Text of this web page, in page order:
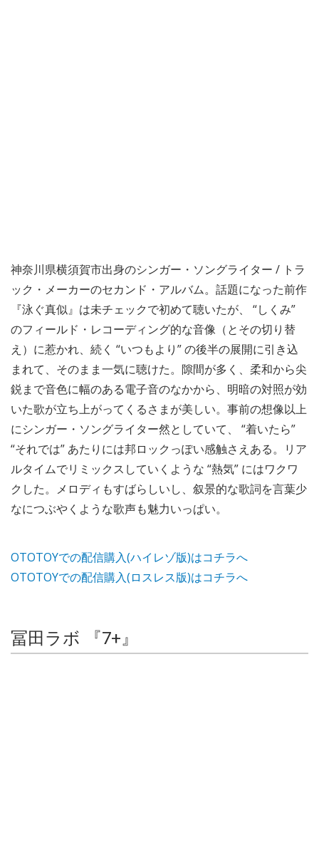
神奈川県横須賀市出身のシンガー・ソングライター / トラ
ック・メーカーのセカンド・アルバム。話題になった前作
『泳ぐ真似』は未チェックで初めて聴いたが、 “しくみ”
のフィールド・レコーディング的な音像（とその切り替
え）に惹かれ、続く “いつもより” の後半の展開に引き込
まれて、そのまま一気に聴けた。隙間が多く、柔和から尖
鋭まで音色に幅のある電子音のなかから、明暗の対照が効
いた歌が立ち上がってくるさまが美しい。事前の想像以上
にシンガー・ソングライター然としていて、 “着いたら”
“それでは” あたりには邦ロックっぽい感触さえある。リア
ルタイムでリミックスしていくような “熱気” にはワクワ
クした。メロディもすばらしいし、叙景的な歌詞を言葉少
なにつぶやくような歌声も魅力いっぱい。
OTOTOYでの配信購入(ハイレゾ版)はコチラへ
OTOTOYでの配信購入(ロスレス版)はコチラへ
冨田ラボ 『7+』